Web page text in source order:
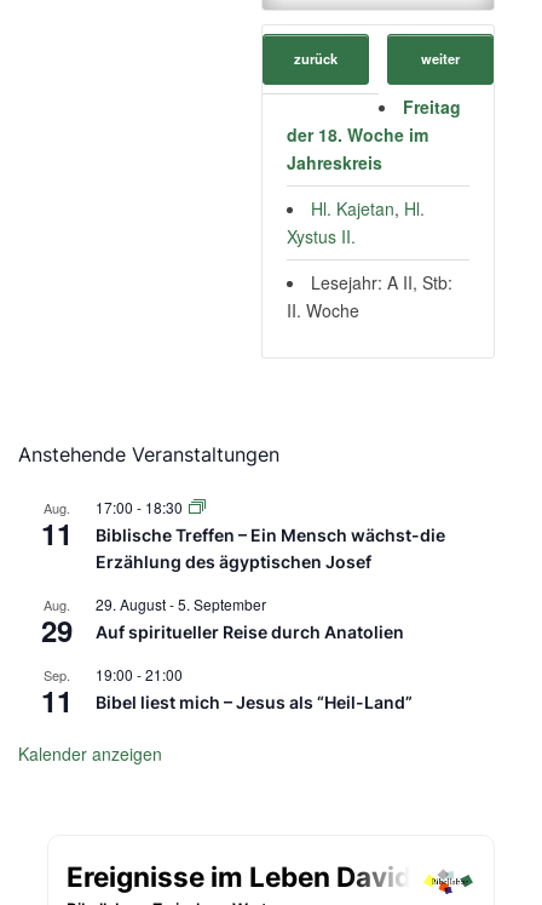
zurück weiter
Freitag
der 18. Woche im
Jahreskreis
Hl. Kajetan, Hl.
Xystus II.
Lesejahr: A II, Stb:
II. Woche
Anstehende Veranstaltungen
Aug.
11
17:00 - 18:30
Biblische Treffen – Ein Mensch wächst-die
Erzählung des ägyptischen Josef
Aug.
29
29. August-5. September
Auf spiritueller Reise durch Anatolien
Sep.
11
19:00 -21:00
Bibel liest mich – Jesus als “Heil-Land”
Kalender anzeigen